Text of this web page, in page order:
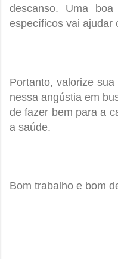
descanso. Uma
específicos vai ajudar
Portanto, valorize
nessa angústia em
de fazer bem para a
a saúde.
Bom trabalho e bom